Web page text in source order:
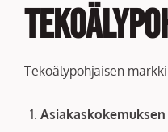
Tekoälypohjaisen